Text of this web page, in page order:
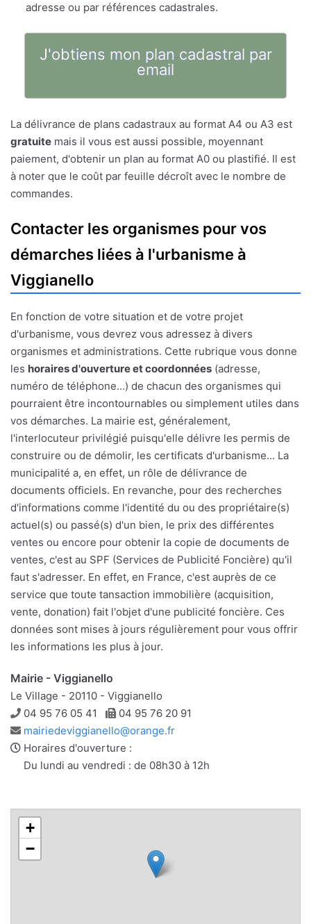
adresse ou par références cadastrales.
J'obtiens mon plan cadastral par
email
La délivrance de plans cadastraux au format A4 ou A3 est
gratuite mais il vous est aussi possible, moyennant
paiement, d'obtenir un plan au format A0 ou plastifié. Il est
à noter que le coût par feuille décroît avec le nombre de
commandes.
Contacter les organismes pour vos
démarches liées à l'urbanisme à
Viggianello
En fonction de votre situation et de votre projet
d'urbanisme, vous devrez vous adressez à divers
organismes et administrations. Cette rubrique vous donne
les horaires d'ouverture et coordonnées (adresse,
numéro de téléphone...) de chacun des organismes qui
pourraient être incontournables ou simplement utiles dans
vos démarches. La mairie est, généralement,
l'interlocuteur privilégié puisqu'elle délivre les permis de
construire ou de démolir, les certificats d'urbanisme... La
municipalité a, en effet, un rôle de délivrance de
documents officiels. En revanche, pour des recherches
d'informations comme l'identité du ou des propriétaire(s)
actuel(s) ou passé(s) d'un bien, le prix des différentes
ventes ou encore pour obtenir la copie de documents de
ventes, c'est au SPF (Services de Publicité Foncière) qu'il
faut s'adresser. En effet, en France, c'est auprès de ce
service que toute tansaction immobilière (acquisition,
vente, donation) fait l'objet d'une publicité foncière. Ces
données sont mises à jours régulièrement pour vous offrir
les informations les plus à jour.
Mairie - Viggianello
Le Village - 20110 - Viggianello
Téléphone
04 95 76 05 41 Télécopie
04 95 76 20 91
Adresse
e-
mail
mairiedeviggianello@orange.fr
Horaires d'ouverture :
Du lundi au vendredi : de 08h30 à 12h
+
−